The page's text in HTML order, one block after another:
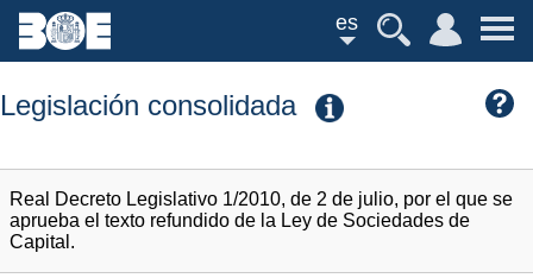
es
Legislación consolidada
Real Decreto Legislativo 1/2010, de 2 de julio, por el que se
aprueba el texto refundido de la Ley de Sociedades de
Capital.